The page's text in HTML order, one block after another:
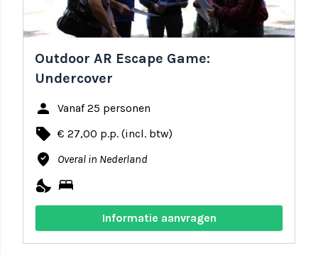
Outdoor AR Escape Game:
Undercover
person Vanaf 25 personen
local_offer € 27,00 p.p. (incl. btw)
where_to_vote Overal in Nederland
nights_stay bed
Informatie aanvragen